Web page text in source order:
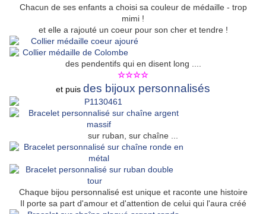
Chacun de ses enfants a choisi sa couleur de médaille - trop
mimi !
et elle a rajouté un coeur pour son cher et tendre !
des pendentifs qui en disent long ....
☆☆☆☆
et puis des bijoux personnalisés
sur ruban, sur chaîne ...
Chaque bijou personnalisé est unique et raconte une histoire
Il porte sa part d'amour et d'attention de celui qui l'aura créé